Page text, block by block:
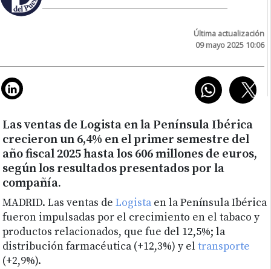
Última actualización
09 mayo 2025 10:06
Las ventas de Logista en la Península Ibérica
crecieron un 6,4% en el primer semestre del
año fiscal 2025 hasta los 606 millones de euros,
según los resultados presentados por la
compañía.
MADRID. Las ventas deLogista en la Península Ibérica
fueron impulsadas por el crecimiento en el tabaco y
productos relacionados, que fue del 12,5%; la
distribución farmacéutica (+12,3%) y eltransporte
(+2,9%).